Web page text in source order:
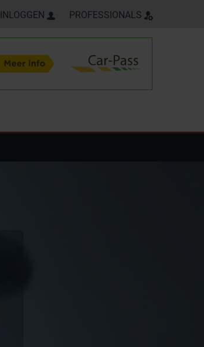
INLOGGEN PROFESSIONALS